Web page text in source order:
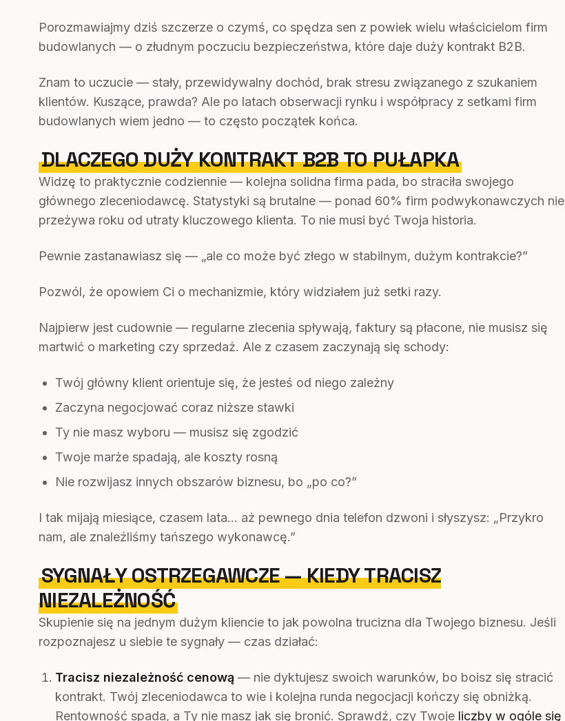
Porozmawiajmy dziś szczerze o czymś, co spędza sen z powiek wielu właścicielom firm
budowlanych — o złudnym poczuciu bezpieczeństwa, które daje duży kontrakt B2B.
Znam to uczucie — stały, przewidywalny dochód, brak stresu związanego z szukaniem
klientów. Kuszące, prawda? Ale po latach obserwacji rynku i współpracy z setkami firm
budowlanych wiem jedno — to często początek końca.
DLACZEGO DUŻY KONTRAKT B2B TO PUŁAPKA
Widzę to praktycznie codziennie — kolejna solidna firma pada, bo straciła swojego
głównego zleceniodawcę. Statystyki są brutalne — ponad 60% firm podwykonawczych nie
przeżywa roku od utraty kluczowego klienta. To nie musi być Twoja historia.
Pewnie zastanawiasz się — „ale co może być złego w stabilnym, dużym kontrakcie?”
Pozwól, że opowiem Ci o mechanizmie, który widziałem już setki razy.
Najpierw jest cudownie — regularne zlecenia spływają, faktury są płacone, nie musisz się
martwić o marketing czy sprzedaż. Ale z czasem zaczynają się schody:
Twój główny klient orientuje się, że jesteś od niego zależny
Zaczyna negocjować coraz niższe stawki
Ty nie masz wyboru — musisz się zgodzić
Twoje marże spadają, ale koszty rosną
Nie rozwijasz innych obszarów biznesu, bo „po co?”
I tak mijają miesiące, czasem lata… aż pewnego dnia telefon dzwoni i słyszysz: „Przykro
nam, ale znaleźliśmy tańszego wykonawcę.”
SYGNAŁY OSTRZEGAWCZE — KIEDY TRACISZ
NIEZALEŻNOŚĆ
Skupienie się na jednym dużym kliencie to jak powolna trucizna dla Twojego biznesu. Jeśli
rozpoznajesz u siebie te sygnały — czas działać:
Tracisz niezależność cenową — nie dyktujesz swoich warunków, bo boisz się stracić
kontrakt. Twój zleceniodawca to wie i kolejna runda negocjacji kończy się obniżką.
Rentowność spada, a Ty nie masz jak się bronić. Sprawdź, czy Twoje liczby w ogóle się